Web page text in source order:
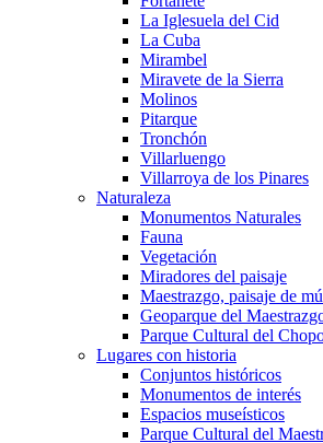
La Iglesuela del Cid
La Cuba
Mirambel
Miravete de la Sierra
Molinos
Pitarque
Tronchón
Villarluengo
Villarroya de los Pinares
Naturaleza
Monumentos Naturales
Fauna
Vegetación
Miradores del paisaje
Maestrazgo, paisaje de
Geoparque del
Parque Cultural del
Lugares con historia
Conjuntos históricos
Monumentos de interés
Espacios museísticos
Parque Cultural del